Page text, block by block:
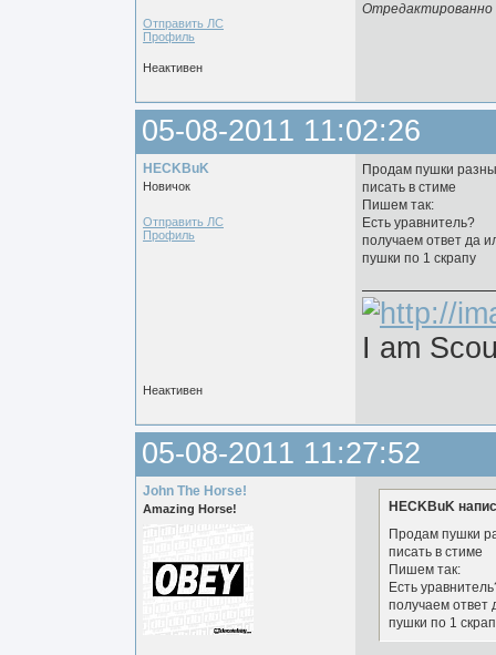
Отправить ЛС
Профиль
Отредактированно
Неактивен
05-08-2011 11:02:26
HECKBuK
Новичок
Отправить ЛС
Профиль
Продам пушки
писать в стиме
Пишем так:
Есть уравнитель?
получаем ответ да
пушки по 1 скрапу
I am
Неактивен
05-08-2011 11:27:52
John The Horse!
Amazing Horse!
HECKBuK
Продам пушки
писать в стиме
Пишем так:
Есть
получаем ответ
пушки по 1